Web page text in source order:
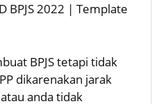
BPJS 2022 | Template
BPJS tetapi tidak
dikarenakan jarak
anda tidak